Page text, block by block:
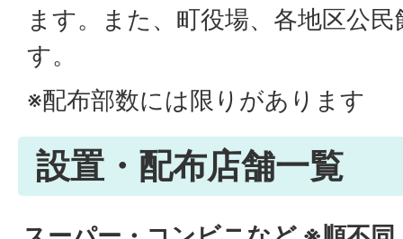
ます。また、町役場、各地区公
す。
※配布部数には限りがあります
設置・配布店舗一覧